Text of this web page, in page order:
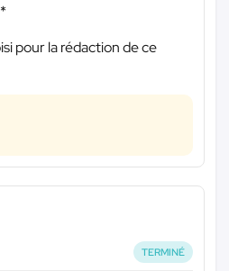
pour la rédaction de ce
TERMINÉ